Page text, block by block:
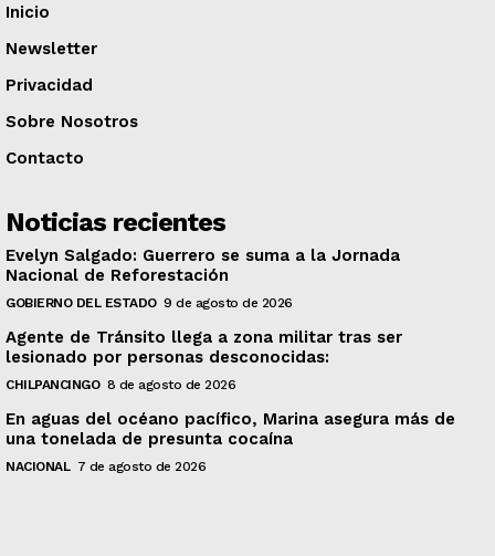
Inicio
Newsletter
Privacidad
Sobre Nosotros
Contacto
Noticias recientes
Evelyn Salgado: Guerrero se suma a la Jornada
Nacional de Reforestación
GOBIERNO DEL ESTADO 9 de agosto de 2026
Agente de Tránsito llega a zona militar tras ser
lesionado por personas desconocidas:
CHILPANCINGO 8 de agosto de 2026
En aguas del océano pacífico, Marina asegura más de
una tonelada de presunta cocaína
NACIONAL 7 de agosto de 2026